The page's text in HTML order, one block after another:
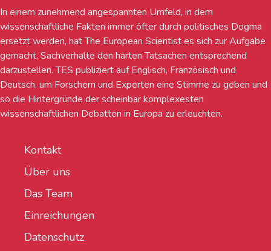
In einem zunehmend angespannten Umfeld, in dem
wissenschaftliche Fakten immer öfter durch politisches Dogma
ersetzt werden, hat The European Scientist es sich zur Aufgabe
gemacht, Sachverhalte den harten Tatsachen entsprechend
darzustellen. TES publiziert auf Englisch, Französisch und
Deutsch, um Forschern und Experten eine Stimme zu geben und
so die Hintergründe der scheinbar komplexesten
wissenschaftlichen Debatten in Europa zu erleuchten.
Kontakt
Über uns
Das Team
Einreichungen
Datenschutz